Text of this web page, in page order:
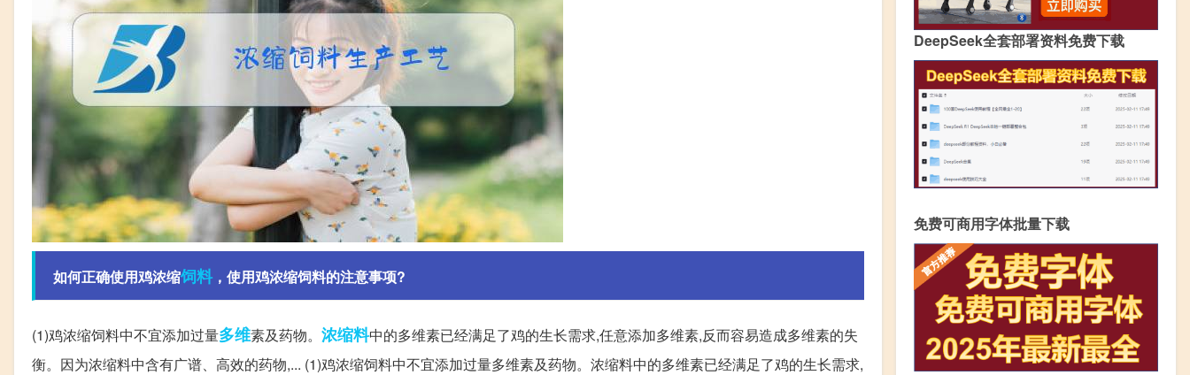
如何正确使用鸡浓缩饲料 ，使用鸡浓缩饲料的注意事项?
(1)鸡浓缩饲料中不宜添加过量多维素及药物。 浓缩料中的多维素已经满足了鸡的生长需求,任意添加多维素,反而容易造成多维素的失
衡。因为浓缩料中含有广谱、高效的药物,... (1)鸡浓缩饲料中不宜添加过量多维素及药物。浓缩料中的多维素已经满足了鸡的生长需求,
DeepSeek全套部署资料免费下载
免费可商用字体批量下载